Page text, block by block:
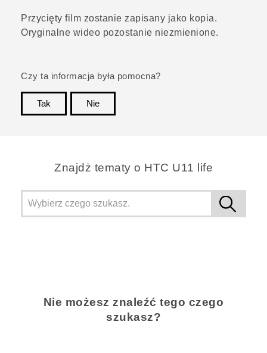
Przycięty film zostanie zapisany jako kopia.
Oryginalne wideo pozostanie niezmienione.
Czy ta informacja była pomocna?
Tak
Nie
Znajdż tematy o HTC U11 life
Nie możesz znaleźć tego czego
szukasz?